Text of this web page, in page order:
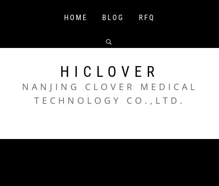
HOME BLOG RFQ
HICLOVER
NANJING CLOVER MEDICAL
TECHNOLOGY CO.,LTD.